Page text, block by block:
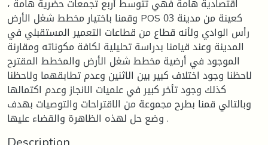
اقتصادية هامة فهي تتوسط أربع تجمعات حضرية هامة ،
وقمنا باختيار مخطط شغل الأرض POS 03 كعينة من مدينة
رأس الوادي ولأنه قطاع من قطاعات التعمير المستقبلي في
المدينة وعند قيامنا بدراسة تحليلية لكافة مكوناته ومقارنة
الموجود في أرضية مخطط شغل الأرض والمخطط المقترح
لاحظنا وجود اختلاف كبير بين الاثنين وعدم تطابقهما ولاحظنا
كذلك وجود تأخر كبير في علميات الانجاز وعدم اكتمالها
وبالتالي قمنا بطرح مجموعة من الاقتراحات والتوصيات بهدف
وضع حل لهذه الظاهرة والقضاء عليها .